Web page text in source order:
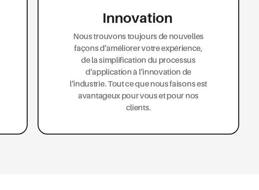
Innovation
Nous trouvons toujours de nouvelles
façons d’améliorer votre expérience,
de la simplification du processus
d’application à l’innovation de
l’industrie. Tout ce que nous faisons est
avantageux pour vous et pour nos
clients.